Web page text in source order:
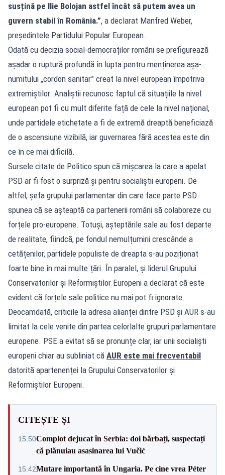
susțină pe Ilie Bolojan astfel încât să putem avea un
guvern stabil în România.”, a declarat Manfred Weber,
președintele Partidului Popular European.
Odată cu decizia social-democraților români se prefigurează
așadar o ruptură profundă în lupta pentru menținerea așa-
numitului „cordon sanitar” creat la nivel european împotriva
extremiștilor. Analiștii recunosc faptul că situațiile la nivel
european pot fi cu mult diferite față de cele la nivel național,
unde partidele etichetate a fi de extremă dreaptă beneficiază
de o ascensiune vizibilă, iar guvernarea fără acestea este din
ce în ce mai dificilă.
Sursele citate de Politico spun că mișcarea la care a apelat
PSD ar fi fost o surpriză și pentru socialiștii europeni. De
altfel, șefa grupului parlamentar din care face parte PSD
spunea că se așteaptă ca partenerii români să colaboreze cu
forțele pro-europene. Totuși, așteptările sale au fost departe
de realitate, fiindcă, pe fondul nemulțumirii crescânde a
cetățenilor, partidele populiste de dreapta s-au poziționat
foarte bine în mai multe țări. În paralel, și liderul Grupului
Conservatorilor și Reformiștilor Europeni a declarat că este
evident că forțele sale politice nu mai pot fi ignorate.
Deocamdată, criticile la adresa alianței dintre PSD și AUR s-au
limitat la cele venite din partea celorlalte grupuri parlamentare
europene. PSE a evitat să se pronunțe clar, iar unii socialiști
europeni chiar au subliniat că AUR este mai frecventabil
datorită apartenenței la Grupului Conservatorilor și
Reformiștilor Europeni.
CITEȘTE ȘI
15:50Complot dejucat în Serbia: doi bărbați, suspectați
că plănuiau asasinarea lui Vučić
15:42Mutare importantă în Ungaria. Pe cine vrea Péter